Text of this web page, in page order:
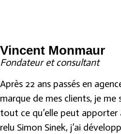
Vincent Monmaur
Fondateur et consultant
Après 22 ans passés en
marque de mes clients, je
tout ce qu’elle peut
relu Simon Sinek, j’ai